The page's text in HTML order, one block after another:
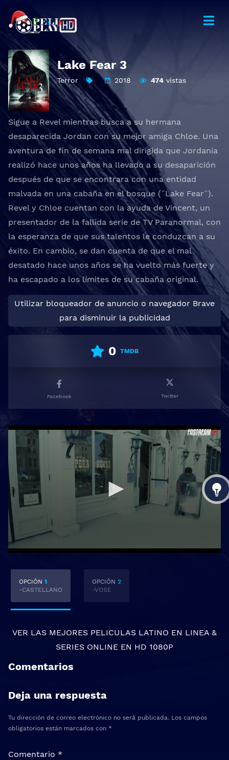
Lake Fear 3
Terror 2018 474vistas
Sigue a Revel mientras busca a su hermana
desaparecida Jordan con su mejor amiga Chloe. Una
aventura de fin de semana mal dirigida que Jordania
realizó hace unos años ha llevado a su desaparición
después de que se encontrara con una entidad
malvada en una cabaña en el bosque (¨Lake Fear¨).
Revel y Chloe cuentan con la ayuda de Vincent, un
presentador de la fallida serie de TV Paranormal, con
la esperanza de que sus talentos le conduzcan a su
éxito. En cambio, se dan cuenta de que el mal
desatado hace unos años se ha vuelto más fuerte y
ha escapado a los límites de su cabaña original.
Utilizar bloqueador de anuncio o navegador Brave
para disminuir la publicidad
0 TMDB
Facebook Twitter
OPCIÓN 1
-CASTELLANO
OPCIÓN 2
-VOSE
VER LAS MEJORES PELICULAS LATINO EN LINEA &
SERIES ONLINE EN HD 1080P
Comentarios
Deja una respuesta
Tu dirección de correo electrónico no será publicada. Los campos
obligatorios están marcados con *
Comentario *